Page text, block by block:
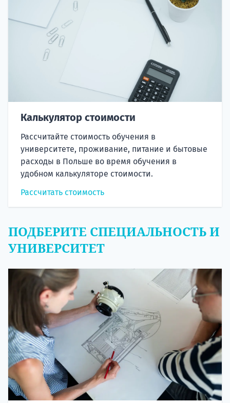
Калькулятор стоимости
Рассчитайте стоимость обучения в
университете, проживание, питание и бытовые
расходы в Польше во время обучения в
удобном калькуляторе стоимости.
Рассчитать стоимость
ПОДБЕРИТЕ СПЕЦИАЛЬНОСТЬ И
УНИВЕРСИТЕТ